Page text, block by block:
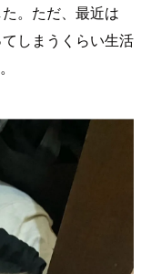
。ただ、最近は
しまうくらい生活